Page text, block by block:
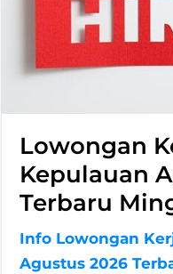
Lowongan
Kepulauan
Terbaru
Info Lowongan
Agustus 2026